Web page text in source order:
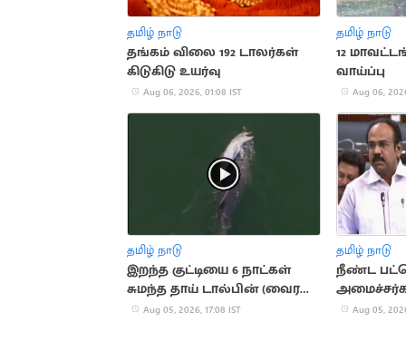
தமிழ் நாடு
தங்கம் விலை 192 டாலர்கள்
கிடுகிடு உயர்வு
Aug 06, 2026, 01:08 IST
தமிழ் நாடு
12
வாய்ப்பு
Aug 06,
தமிழ் நாடு
இறந்த குட்டியை 6 நாட்கள்
சுமந்த தாய் டால்பின் (வைரல்
வீடியோ)
Aug 05, 2026, 17:08 IST
தமிழ் நாடு
நீண்ட
வில்சன்
Aug 05,